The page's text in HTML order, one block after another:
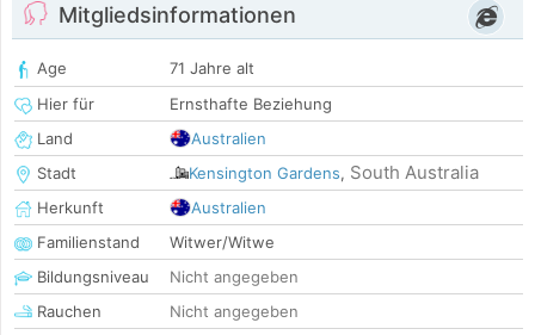
Mitgliedsinformationen
Age
71 Jahre alt
Hier für
Ernsthafte Beziehung
Land
Australien
Stadt
Kensington Gardens, South Australia
Herkunft
Australien
Familienstand
Witwer/Witwe
Bildungsniveau
Nicht angegeben
Rauchen
Nicht angegeben